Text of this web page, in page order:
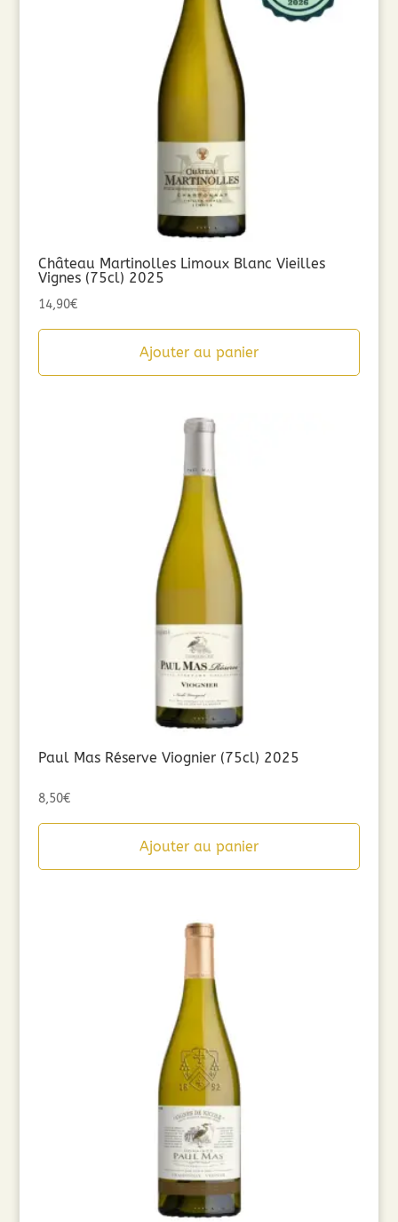
Château Martinolles Limoux Blanc Vieilles
Vignes (75cl) 2025
14,90€
Ajouter au panier
Paul Mas Réserve Viognier (75cl) 2025
8,50€
Ajouter au panier